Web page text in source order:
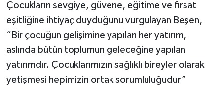
Çocukların sevgiye, güvene, eğitime ve fırsat
eşitliğine ihtiyaç duyduğunu vurgulayan Beşen,
“Bir çocuğun gelişimine yapılan her yatırım,
aslında bütün toplumun geleceğine yapılan
yatırımdır. Çocuklarımızın sağlıklı bireyler olarak
yetişmesi hepimizin ortak sorumluluğudur”